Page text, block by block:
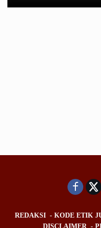
REDAKSI KODE ETIK
DISCLAIMER